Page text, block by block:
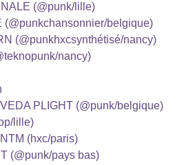
(@punk/lille)
(@punkchansonnier/belgique)
(@punkhxcsynthétisé/nancy)
nancy)
PLIGHT (@punk/belgique)
lille)
(hxc/paris)
(@punk/pays bas)